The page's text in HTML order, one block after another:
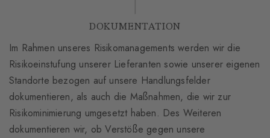
DOKUMENTATION
Im Rahmen unseres Risikomanagements werden wir die
Risikoeinstufung unserer Lieferanten sowie unserer eigenen
Standorte bezogen auf unsere Handlungsfelder
dokumentieren, als auch die Maßnahmen, die wir zur
Risikominimierung umgesetzt haben. Des Weiteren
dokumentieren wir, ob Verstöße gegen unsere